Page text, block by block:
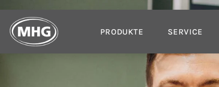
PRODUKTE SERVICE